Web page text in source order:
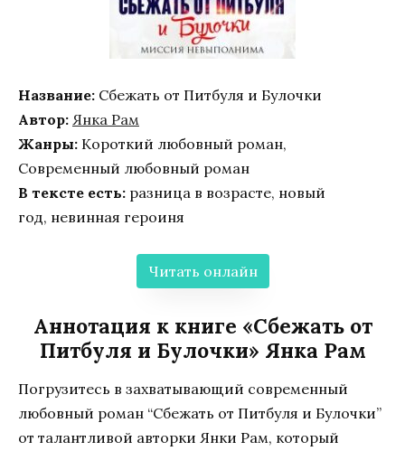
Название: Сбежать от Питбуля и Булочки
Автор: Янка Рам
Жанры: Короткий любовный роман,
Современный любовный роман
В тексте есть: разница в возрасте, новый
год, невинная героиня
Читать онлайн
Аннотация к книге «Сбежать от
Питбуля и Булочки» Янка Рам
Погрузитесь в захватывающий современный
любовный роман “Сбежать от Питбуля и Булочки”
от талантливой авторки Янки Рам, который